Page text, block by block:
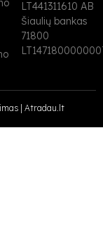
LT441311610 AB
Šiaulių bankas
71800
Atradau.lt